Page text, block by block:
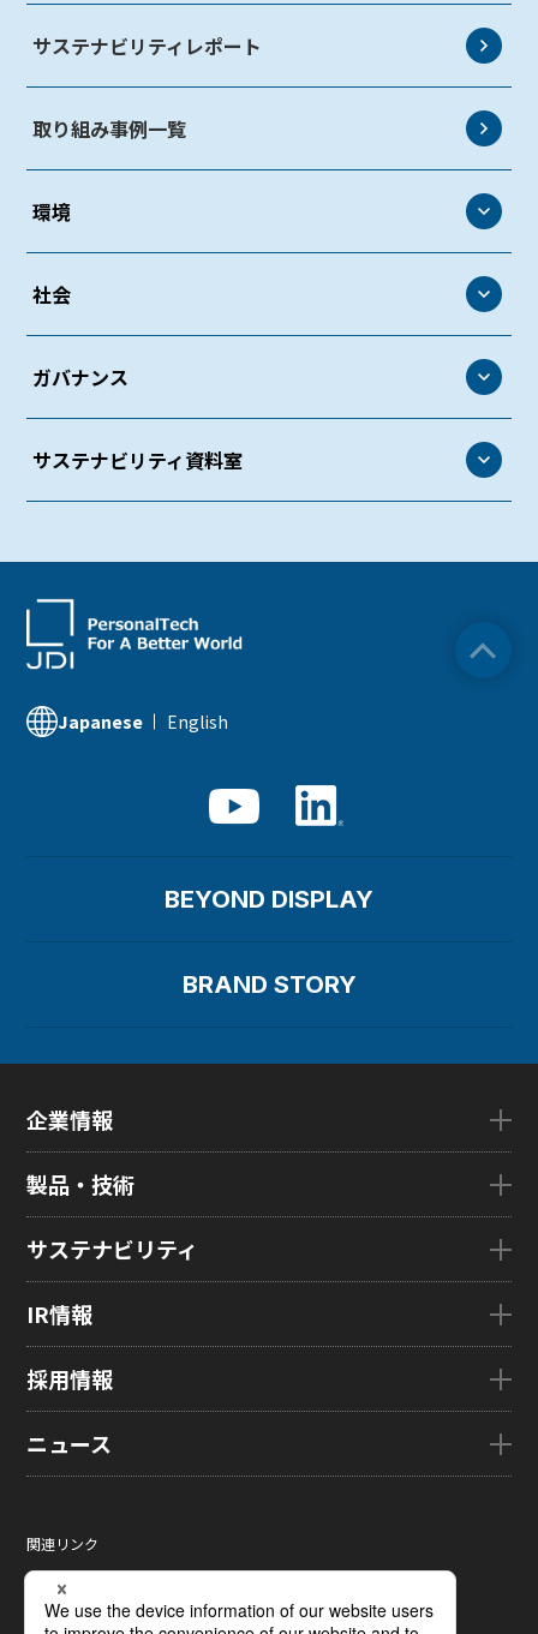
サステナビリティレポート
取り組み事例一覧
環境
環境
環境方針
環境マネジメント
社会
社会
人権・労働
働きがいのある環境づくり
社会貢献活動
品質への取り組み
サプライチェーンマネジメント
ガバナンス
ガバナンス
コーポレート・ガバナンス
コンプライアンス
知的財産
サステナビリティ資料室
サステナビリティ関連情報
Japanese
English
BEYOND DISPLAY
BRAND STORY
企業情報
ごあいさつ
企業理念
グローバル子会社
製品・技術
eLEAP
HMO
Rælclear
医療・産業・デジタルカメラ用ディスプレイ
液晶メタサーフェス反射板
X線センサー
指紋センサー
サステナビリティ
トップメッセージ
環境
ガバナンス
サステナビリティ資料室
IR情報
経営方針
株式・株主情報
IRカレンダー
電子公告
採用情報
新卒採用情報
人財像/人財マネジメント基本方針
会社の人財育成/若手人財育成体系
ひとめでわかるJDI
ニュース
メディア掲載
タグ一覧
関連リンク
サイトマップ
サイトのご利用条件